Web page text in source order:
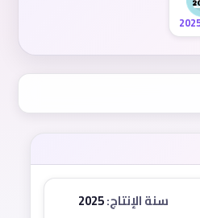
سنة الإنتاج: